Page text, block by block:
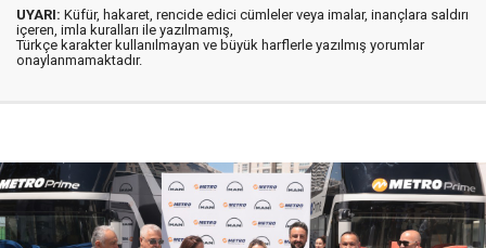
UYARI: Küfür, hakaret, rencide edici cümleler veya imalar, inançlara saldırı
içeren, imla kuralları ile yazılmamış,
Türkçe karakter kullanılmayan ve büyük harflerle yazılmış yorumlar
onaylanmamaktadır.